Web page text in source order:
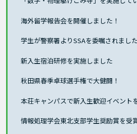
海外留学報告会を開催しました！
学生が警察署よりSSAを委嘱されました
新入生宿泊研修を実施しました
秋田県春季卓球選手権で大健闘！
本荘キャンパスで新入生歓迎イベント
情報処理学会東北支部学生奨励賞を受